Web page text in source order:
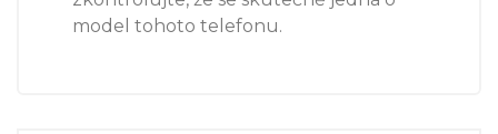
model tohoto telefonu.